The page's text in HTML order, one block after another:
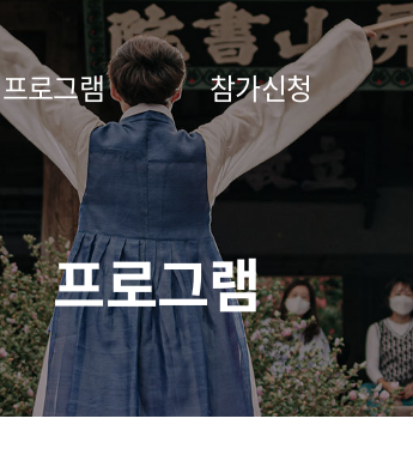
프로그램 참가신청
프로그램